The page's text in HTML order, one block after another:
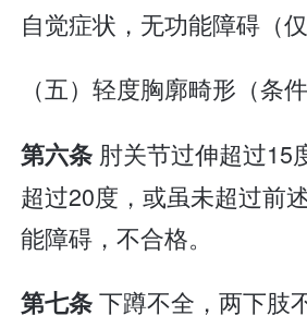
自觉症状，无功能障碍（
（五）轻度胸廓畸形（条
第六条 肘关节过伸超过15
超过20度，或虽未超过前
能障碍，不合格。
第七条下蹲不全，两下肢